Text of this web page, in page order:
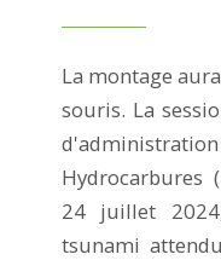
La montage
souris. La
d'administration
Hydrocarbures
24 juillet
tsunami